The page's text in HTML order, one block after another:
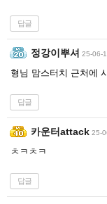
답글
정강이뿌셔 25-06-
형님 맘스터치 근처에
답글
카운터attack 25-
ㅊㅋㅊㅋ
답글